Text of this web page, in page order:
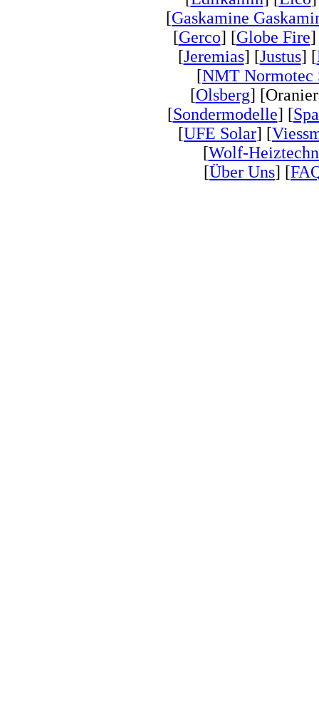
[Gaskamine
[Gerco] [Globe Fire
[Jeremias] [Justus] [
[NMT Normotec
[Olsberg]
[Sondermodelle] [
[UFE Solar] [
[Wolf-
[Über Uns] [